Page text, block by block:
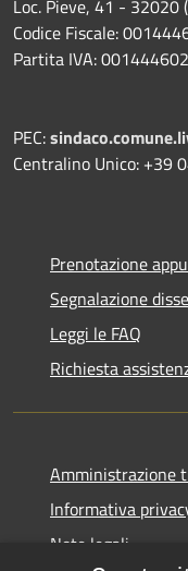
Loc. Pieve, 41 - 32020
Codice Fiscale:
Partita IVA:
PEC:
Centralino Unico: +39
Prenotazione
Segnalazione
Leggi le FAQ
Richiesta
Amministrazione
Informativa
Note legali